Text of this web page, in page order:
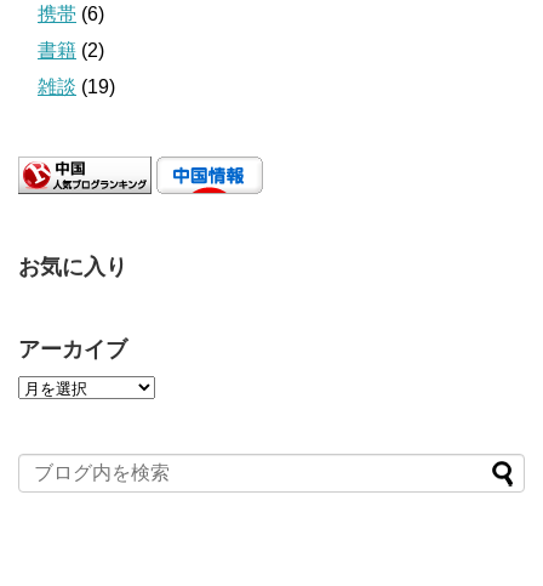
携帯 (6)
書籍 (2)
雑談 (19)
お気に入り
アーカイブ